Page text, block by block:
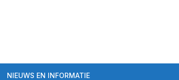
NIEUWS EN INFORMATIE